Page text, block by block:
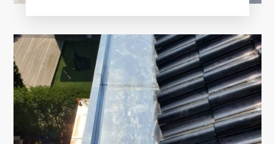
Door goed lood- en zinkwerk wordt het
water en vuil goed afgevoerd van een dak.
MBD Dakwerken is specialist in lood- en
zinkwerk.